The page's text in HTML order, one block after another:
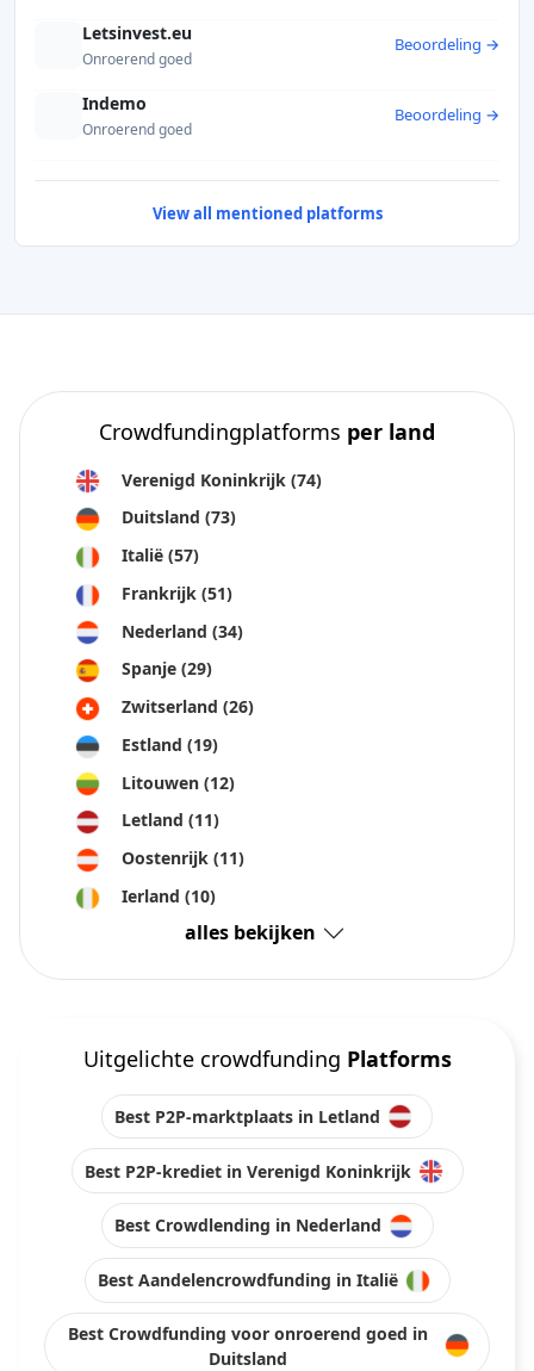
vertragingspercentage in Frankrijk voor
vastgoedcrowdfundingprojecten?
nadat ik heb geïnvesteerd?
Aanbevolen
Letsinvest.eu
Onroerend goed
Beoordeling →
Indemo
Onroerend goed
Beoordeling →
View all mentioned platforms
Crowdfundingplatforms per land
Verenigd Koninkrijk (74)
Duitsland (73)
Italië (57)
Frankrijk (51)
Nederland (34)
Spanje (29)
Zwitserland (26)
Estland (19)
Litouwen (12)
Letland (11)
Oostenrijk (11)
Ierland (10)
alles bekijken
Uitgelichte crowdfunding Platforms
Best P2P-marktplaats in Letland
Best P2P-krediet in Verenigd Koninkrijk
Best Crowdlending in Nederland
Best Aandelencrowdfunding in Italië
Best Crowdfunding voor onroerend goed in
Duitsland